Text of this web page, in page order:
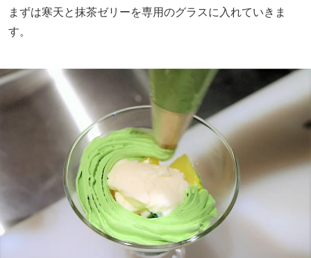
まずは寒天と抹茶ゼリーを専用のグラスに入れていきま
す。